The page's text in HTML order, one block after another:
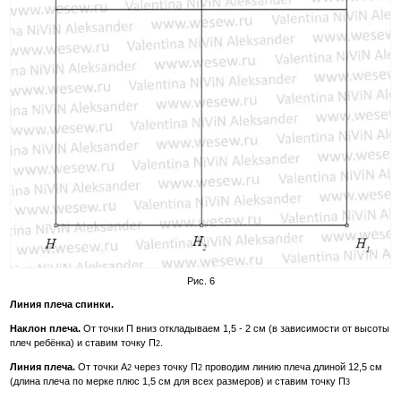
Рис. 6
Линия плеча спинки.
Наклон плеча. От точки П вниз откладываем 1,5 - 2 см (в зависимости от высоты
плеч ребёнка) и ставим точку П2
Линия плеча. От точки А2 через точку П2 проводим линию плеча длиной 12,5 см
(длина плеча по мерке плюс 1,5 см для всех размеров) и ставим точку П3